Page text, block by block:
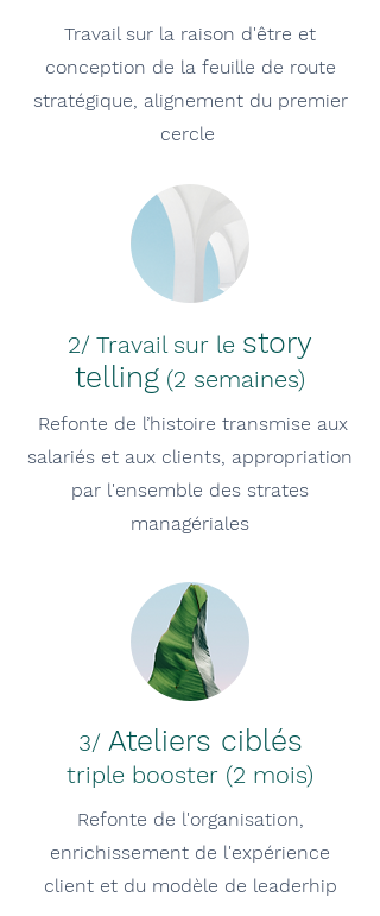
Travail sur la raison d'être et
conception de la feuille de route
stratégique, alignement du premier
cercle
2/ Travail sur le story
telling (2 semaines)
Refonte de l’histoire transmise aux
salariés et aux clients, appropriation
par l'ensemble des strates
managériales
3/ Ateliers ciblés
triple booster (2 mois)
Refonte de l'organisation,
enrichissement de l'expérience
client et du modèle de leaderhip